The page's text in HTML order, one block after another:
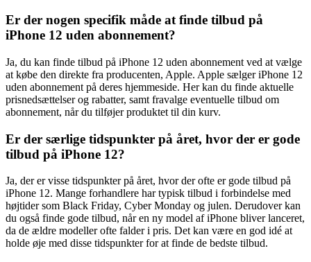
Er der nogen specifik måde at finde tilbud på
iPhone 12 uden abonnement?
Ja, du kan finde tilbud på iPhone 12 uden abonnement ved at vælge
at købe den direkte fra producenten, Apple. Apple sælger iPhone 12
uden abonnement på deres hjemmeside. Her kan du finde aktuelle
prisnedsættelser og rabatter, samt fravalge eventuelle tilbud om
abonnement, når du tilføjer produktet til din kurv.
Er der særlige tidspunkter på året, hvor der er gode
tilbud på iPhone 12?
Ja, der er visse tidspunkter på året, hvor der ofte er gode tilbud på
iPhone 12. Mange forhandlere har typisk tilbud i forbindelse med
højtider som Black Friday, Cyber Monday og julen. Derudover kan
du også finde gode tilbud, når en ny model af iPhone bliver lanceret,
da de ældre modeller ofte falder i pris. Det kan være en god idé at
holde øje med disse tidspunkter for at finde de bedste tilbud.